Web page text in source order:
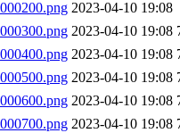
2023-04-10 19:08
2023-04-10 19:08
2023-04-10 19:08
2023-04-10 19:08
2023-04-10 19:08
2023-04-10 19:08